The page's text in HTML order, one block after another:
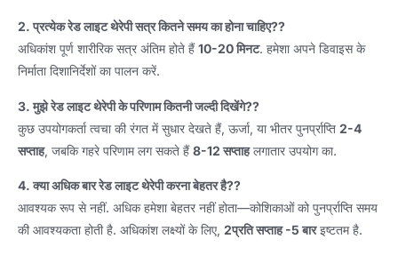
2. प्रत्येक रेड लाइट थेरेपी सत्र कितने समय का होना चाहिए??
अधिकांश पूर्ण शारीरिक सत्र अंतिम होते हैं10-20 मिनट. हमेशा अपने डिवाइस के
निर्माता दिशानिर्देशों का पालन करें.
3. मुझे रेड लाइट थेरेपी के परिणाम कितनी जल्दी दिखेंगे??
कुछ उपयोगकर्ता त्वचा की रंगत में सुधार देखते हैं, ऊर्जा, या भीतर पुनर्प्राप्ति 2-4
सप्ताह, जबकि गहरे परिणाम लग सकते हैं8-12 सप्ताहलगातार उपयोग का.
4. क्या अधिक बार रेड लाइट थेरेपी करना बेहतर है??
आवश्यक रूप से नहीं. अधिक हमेशा बेहतर नहीं होता—कोशिकाओं को पुनर्प्राप्ति समय
की आवश्यकता होती है. अधिकांश लक्ष्यों के लिए, 2प्रति सप्ताह -5 बारइष्टतम है.